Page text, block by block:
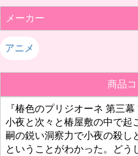
メーカー
アニメ
商品コ
『椿色のプリジオーネ 第三
小夜と次々と椿屋敷の中で起
嗣の鋭い洞察力で小夜の殺し
ということがわかった。どう